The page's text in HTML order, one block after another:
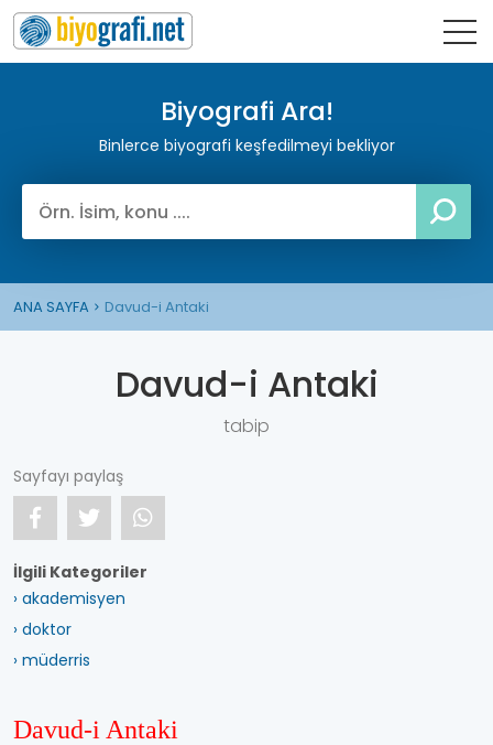
Biyografi Ara!
Binlerce biyografi keşfedilmeyi bekliyor
ANA SAYFA Davud-i Antaki
Davud-i Antaki
tabip
Sayfayı paylaş
İlgili Kategoriler
› akademisyen
› doktor
› müderris
Davud-i Antaki